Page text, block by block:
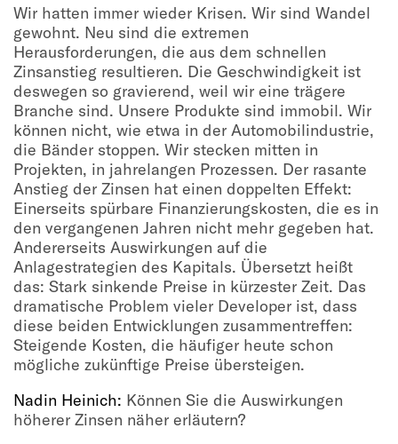
Wir hatten immer wieder Krisen. Wir sind Wandel
gewohnt. Neu sind die extremen
Herausforderungen, die aus dem schnellen
Zinsanstieg resultieren. Die Geschwindigkeit ist
deswegen so gravierend, weil wir eine trägere
Branche sind. Unsere Produkte sind immobil. Wir
können nicht, wie etwa in der Automobilindustrie,
die Bänder stoppen. Wir stecken mitten in
Projekten, in jahrelangen Prozessen. Der rasante
Anstieg der Zinsen hat einen doppelten Effekt:
Einerseits spürbare Finanzierungskosten, die es in
den vergangenen Jahren nicht mehr gegeben hat.
Andererseits Auswirkungen auf die
Anlagestrategien des Kapitals. Übersetzt heißt
das: Stark sinkende Preise in kürzester Zeit. Das
dramatische Problem vieler Developer ist, dass
diese beiden Entwicklungen zusammentreffen:
Steigende Kosten, die häufiger heute schon
mögliche zukünftige Preise übersteigen.
Nadin Heinich: Können Sie die Auswirkungen
höherer Zinsen näher erläutern?